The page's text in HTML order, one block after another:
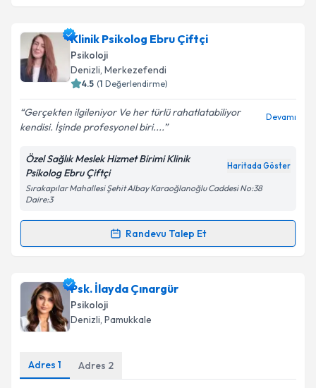
Psk. Dan. Sefa Kısacıkoğlu için randevu takvimi
talebi oluşturun. Size bu uzmandan randevu almanız
için bir takvim hazırlandığında e-posta ile
bilgilendireceğiz.
E-posta Adresiniz
Kişisel verilerimin işlenmesine ilişkin
Metni'ni okudum ve kişisel verilerimin belirtilen
Takvim Talebini Gönder
Klinik Psikolog Ebru Çiftçi
Psikoloji
Denizli, Merkezefendi
4.5 (1 Değerlendirme)
Gerçekten ilgileniyor Ve her türlü rahatlatabiliyor
kendisi. İşinde profesyonel biri....
Devamı
Özel Sağlık Meslek Hizmet Birimi Klinik
Psikolog Ebru Çiftçi
Haritada Göster
Sırakapılar Mahallesi Şehit Albay Karaoğlanoğlu Caddesi No:38
Daire:3
Randevu Talep Et
Randevu Takvimi Talebi
Klinik Psikolog Ebru Çiftçiiçin randevu takvimi
talebi oluşturun. Size bu uzmandan randevu almanız
için bir takvim hazırlandığında e-posta ile
bilgilendireceğiz.
Psk. İlayda Çınargür
Psikoloji
Denizli, Pamukkale
Adres 1 Adres 2